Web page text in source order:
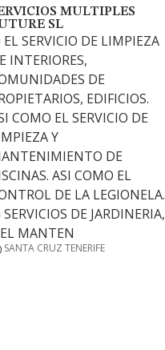
MULTIPLES
SL
EL SERVICIO DE LIMPIEZA
INTERIORES,
DE
EDIFICIOS.
COMO EL SERVICIO DE
Y
DE
ASI COMO EL
DE LA LEGIONELA.
SERVICIOS DE JARDINERIA,
MANTEN
SANTA CRUZ TENERIFE